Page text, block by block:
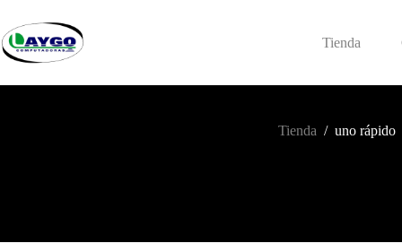
contenido
Tienda
Tienda / uno rápido